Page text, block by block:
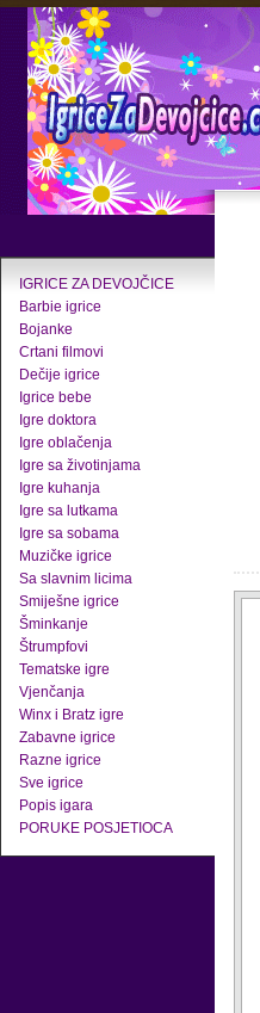
IGRICE ZA DEVOJČICE
Barbie igrice
Bojanke
Crtani filmovi
Dečije igrice
Igrice bebe
Igre doktora
Igre oblačenja
Igre sa životinjama
Igre kuhanja
Igre sa lutkama
Igre sa sobama
Muzičke igrice
Sa slavnim licima
Smiješne igrice
Šminkanje
Štrumpfovi
Tematske igre
Vjenčanja
Winx i Bratz igre
Zabavne igrice
Razne igrice
Sve igrice
Popis igara
PORUKE POSJETIOCA